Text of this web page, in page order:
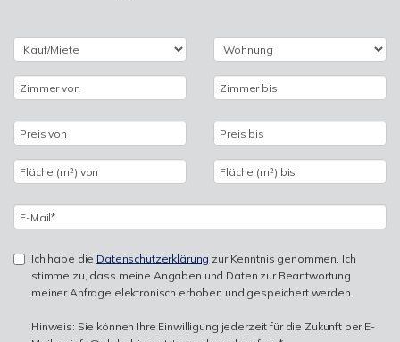
Ich habe die Datenschutzerklärung zur Kenntnis genommen. Ich
stimme zu, dass meine Angaben und Daten zur Beantwortung
meiner Anfrage elektronisch erhoben und gespeichert werden.
Hinweis: Sie können Ihre Einwilligung jederzeit für die Zukunft per E-